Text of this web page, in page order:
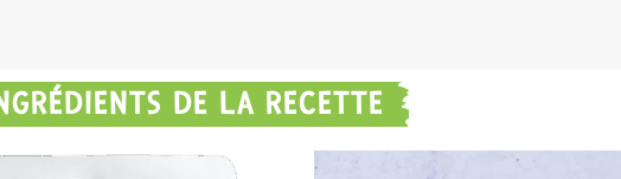
DE LA RECETTE